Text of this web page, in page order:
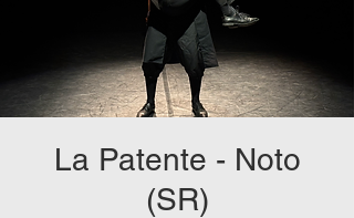
La Patente - Noto
(SR)